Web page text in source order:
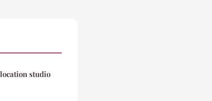
studio